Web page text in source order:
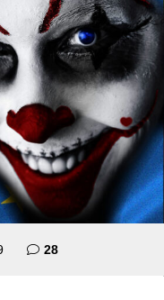
28komentara